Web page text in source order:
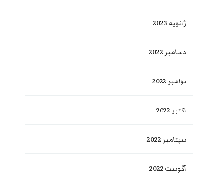
ژانویه 2023
دسامبر 2022
نوامبر 2022
اکتبر 2022
سپتامبر 2022
آگوست 2022